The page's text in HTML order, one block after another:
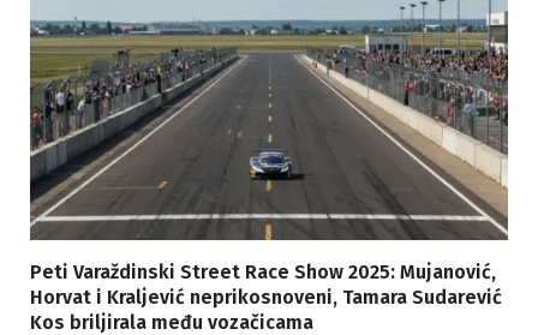
Peti Varaždinski Street Race Show 2025: Mujanović,
Horvat i Kraljević neprikosnoveni, Tamara Sudarević
Kos briljirala među vozačicama